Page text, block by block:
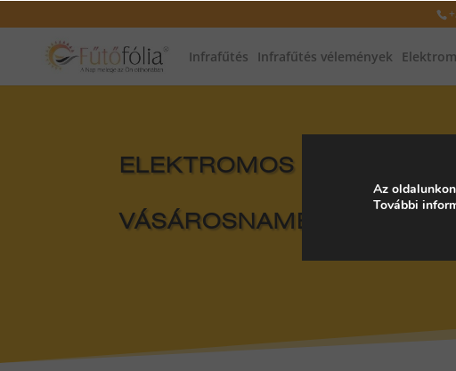
Infrafűtés Infrafűtés vélemények
ELEKTROMOS FŰTÉS,
VÁSÁROSNAMÉNY,
Az
További